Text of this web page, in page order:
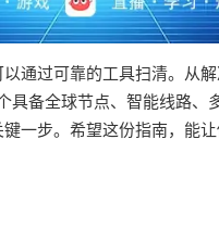
通过可靠的工具扫清。从
备全球节点、智能线路
一步。希望这份指南，能